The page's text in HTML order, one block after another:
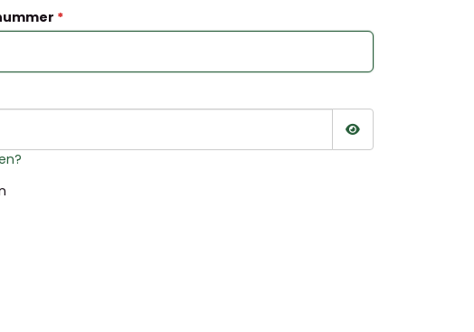
Wachtwoord tonen